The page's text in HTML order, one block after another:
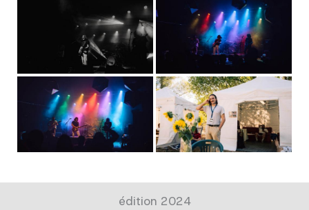
édition 2024